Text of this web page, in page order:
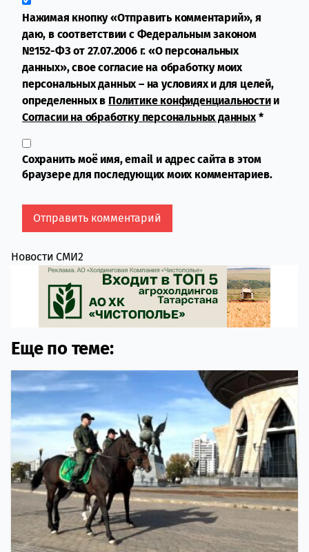
Нажимая кнопку «Отправить комментарий», я
даю, в соответствии с Федеральным законом
№152-ФЗ от 27.07.2006 г. «О персональных
данных», свое согласие на обработку моих
персональных данных – на условиях и для целей,
определенных в Политике конфиденциальностии
Согласии на обработку персональных данных*
Сохранить моё имя, email и адрес сайта в этом
браузере для последующих моих комментариев.
Новости СМИ2
Еще по теме: